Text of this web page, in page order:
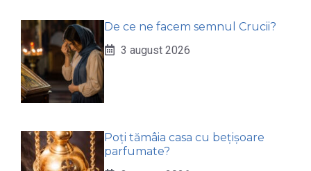
De ce ne facem semnul Crucii?
3 august 2026
Poți tămâia casa cu bețișoare
parfumate?